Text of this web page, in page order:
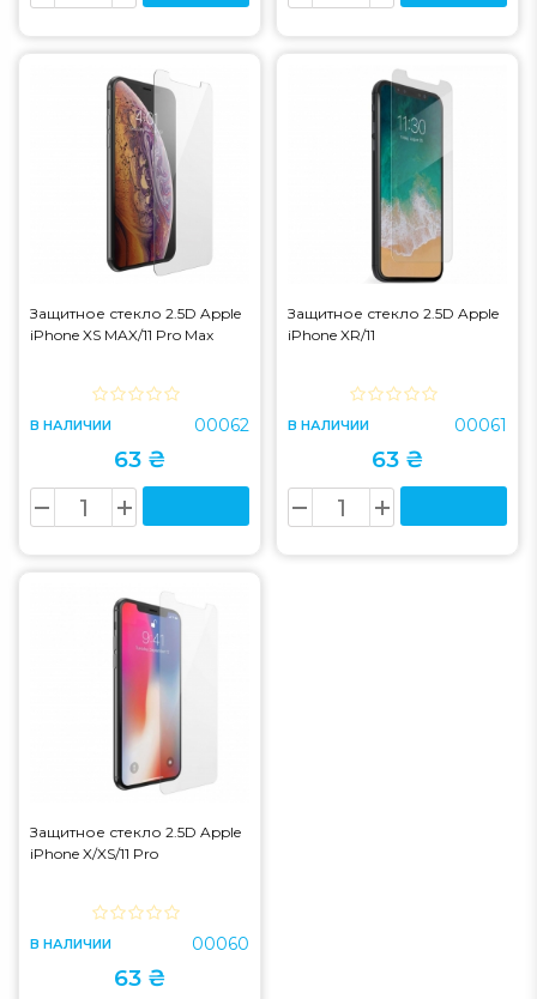
Защитное стекло 2.5D Apple
iPhone XS MAX/11 Pro Max
В НАЛИЧИИ 00062
63 ₴
Защитное стекло 2.5D Apple
iPhone XR/11
В НАЛИЧИИ 00061
63 ₴
Защитное стекло 2.5D Apple
iPhone X/XS/11 Pro
В НАЛИЧИИ 00060
63 ₴